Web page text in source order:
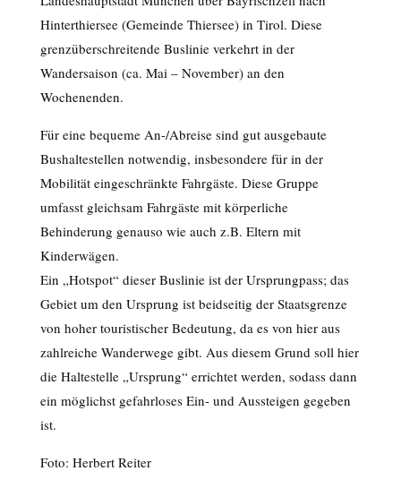
Hinterthiersee (Gemeinde Thiersee) in Tirol. Diese
grenzüberschreitende Buslinie verkehrt in der
Wandersaison (ca. Mai – November) an den
Wochenenden.
Für eine bequeme An-/Abreise sind gut ausgebaute
Bushaltestellen notwendig, insbesondere für in der
Mobilität eingeschränkte Fahrgäste. Diese Gruppe
umfasst gleichsam Fahrgäste mit körperliche
Behinderung genauso wie auch z.B. Eltern mit
Kinderwägen.
Ein „Hotspot“ dieser Buslinie ist der Ursprungpass; das
Gebiet um den Ursprung ist beidseitig der Staatsgrenze
von hoher touristischer Bedeutung, da es von hier aus
zahlreiche Wanderwege gibt. Aus diesem Grund soll hier
die Haltestelle „Ursprung“ errichtet werden, sodass dann
ein möglichst gefahrloses Ein- und Aussteigen gegeben
ist.
Foto: Herbert Reiter